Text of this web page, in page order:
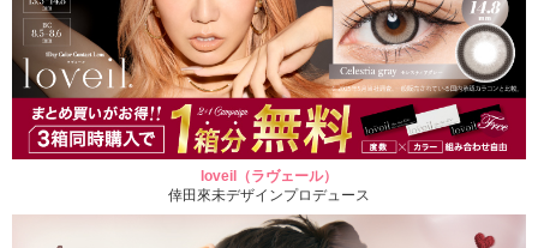
loveil（ラヴェール）
倖田來未デザインプロデュース